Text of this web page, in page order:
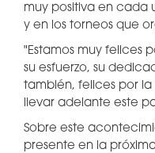
muy positiva en cada
y en los torneos que
"Estamos muy felices
su esfuerzo, su
también, felices por
llevar adelante este
Sobre este
presente en la